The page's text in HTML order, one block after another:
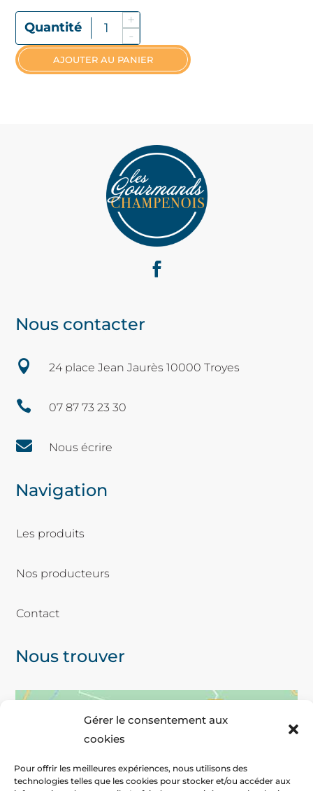
Gérer le consentement aux
cookies
Pour offrir les meilleures expériences, nous utilisons des
technologies telles que les cookies pour stocker et/ou accéder aux
Quantité De Bière Roof - Blonche
+
-
AJOUTER AU PANIER
Nous contacter
 24 place Jean Jaurès 10000 Troyes
 07 87 73 23 30
 Nous écrire
Navigation
Les produits
Nos producteurs
Contact
Nous trouver